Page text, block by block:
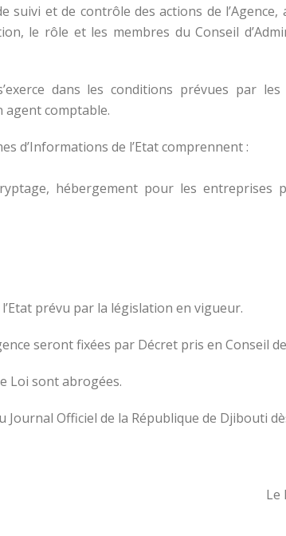
suivi et de contrôle des actions de
le rôle et les membres du Conseil
dans les conditions prévues par
agent comptable.
d’Informations de l’Etat comprennent :
hébergement pour les entreprises
prévu par la législation en vigueur.
seront fixées par Décret pris en Conseil
Loi sont abrogées.
Journal Officiel de la République de Djibouti
Le